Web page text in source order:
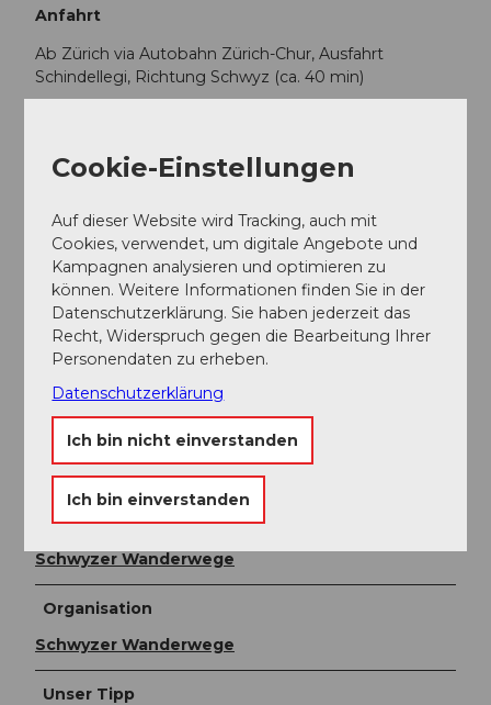
Anfahrt
Ab Zürich via Autobahn Zürich-Chur, Ausfahrt
Schindellegi, Richtung Schwyz (ca. 40 min)
Ab Luzern via Autobahn Zug-Schwyz, Ausfahrt
Schwyz, Richtung Pfäffikon-Sattel (ca. 40 min.)
Parken
Kostenpflichtige Parkplätze bei der Talstation.
Öffentliche Verkehrsmittel
Mit der SOB bis Sattel oder mit der Auto AG Schwyz
ab Schwyz mit der Linie 7 bis Sattel Talstation der
(Linie 23) ab Arth-Goldau bis Sattel. Ab Ägeri mit dem
Bus 9 ab Oberägeri
Fahrplan SBB
Fahrplan AAGS
Autor:in
Schwyzer Wanderwege
Organisation
Schwyzer Wanderwege
Unser Tipp
Cookie-Einstellungen
Auf dieser Website wird Tracking, auch mit
Cookies, verwendet, um digitale Angebote und
Kampagnen analysieren und optimieren zu
können. Weitere Informationen finden Sie in der
Datenschutzerklärung. Sie haben jederzeit das
Recht, Widerspruch gegen die Bearbeitung Ihrer
Personendaten zu erheben.
Datenschutzerklärung
Ich bin nicht einverstanden
Ich bin einverstanden